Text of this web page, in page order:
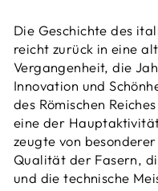
Die Geschichte des
reicht zurück in eine
Vergangenheit, die
Innovation und
des Römischen
eine der
zeugte von
Qualität der Fasern,
und die technische